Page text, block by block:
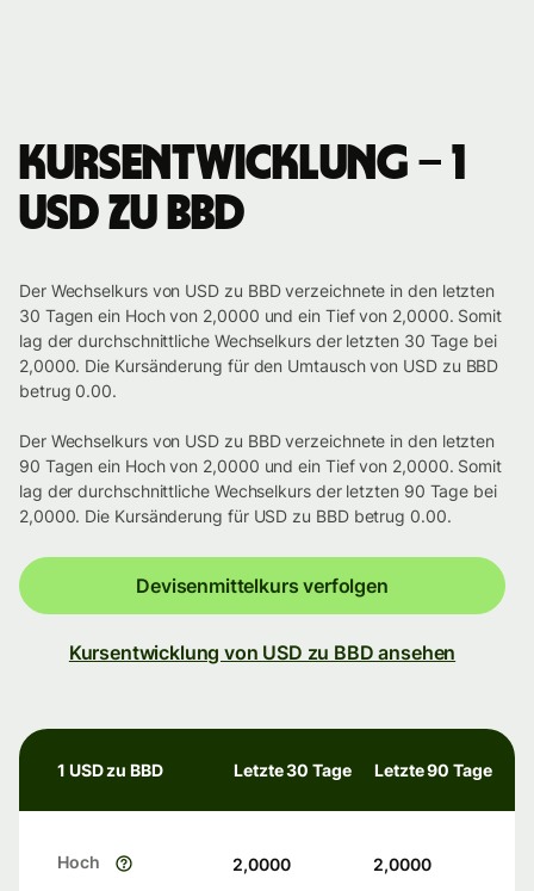
Kursentwicklung – 1
USD zu BBD
Der Wechselkurs von USD zu BBD verzeichnete in den letzten
30 Tagen ein Hoch von 2,0000 und ein Tief von 2,0000. Somit
lag der durchschnittliche Wechselkurs der letzten 30 Tage bei
2,0000. Die Kursänderung für den Umtausch von USD zu BBD
betrug 0.00.
Der Wechselkurs von USD zu BBD verzeichnete in den letzten
90 Tagen ein Hoch von 2,0000 und ein Tief von 2,0000. Somit
lag der durchschnittliche Wechselkurs der letzten 90 Tage bei
2,0000. Die Kursänderung für USD zu BBD betrug 0.00.
Devisenmittelkurs verfolgen
Kursentwicklung von USD zu BBD ansehen
1 USD zu BBD Letzte 30 Tage Letzte 90 Tage
Hoch 2,0000 2,0000